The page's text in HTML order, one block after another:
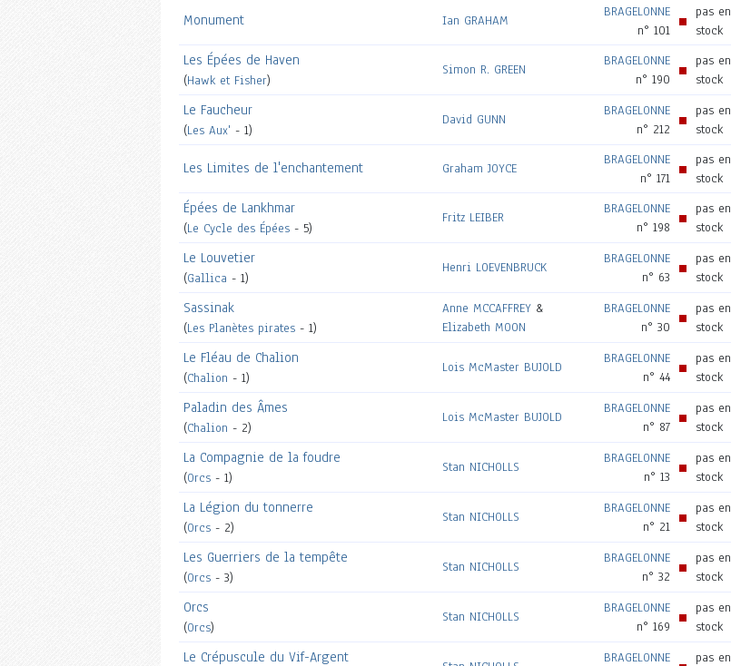
Monument Ian GRAHAM
BRAGELONNE
n° 101
pas en
stock
Les Épées de Haven
(Hawk et Fisher)
Simon R. GREEN
BRAGELONNE
n° 190
pas en
stock
Le Faucheur
(Les Aux' - 1)
David GUNN
BRAGELONNE
n° 212
pas en
stock
Les Limites de l'enchantement Graham JOYCE
BRAGELONNE
n° 171
pas en
stock
Épées de Lankhmar
(Le Cycle des Épées - 5)
Fritz LEIBER
BRAGELONNE
n° 198
pas en
stock
Le Louvetier
(Gallica - 1)
Henri LOEVENBRUCK
BRAGELONNE
n° 63
pas en
stock
Sassinak
(Les Planètes pirates - 1)
Anne MCCAFFREY &
Elizabeth MOON
BRAGELONNE
n° 30
pas en
stock
Le Fléau de Chalion
(Chalion - 1)
Lois McMaster BUJOLD
BRAGELONNE
n° 44
pas en
stock
Paladin des Âmes
(Chalion - 2)
Lois McMaster BUJOLD
BRAGELONNE
n° 87
pas en
stock
La Compagnie de la foudre
(Orcs - 1)
Stan NICHOLLS
BRAGELONNE
n° 13
pas en
stock
La Légion du tonnerre
(Orcs - 2)
Stan NICHOLLS
BRAGELONNE
n° 21
pas en
stock
Les Guerriers de la tempête
(Orcs - 3)
Stan NICHOLLS
BRAGELONNE
n° 32
pas en
stock
Orcs
(Orcs)
Stan NICHOLLS
BRAGELONNE
n° 169
pas en
stock
Le Crépuscule du Vif-Argent BRAGELONNE pas en